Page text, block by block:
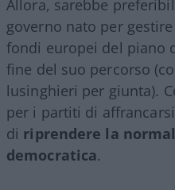
Allora, sarebbe
governo nato per
fondi europei del piano
fine del suo percorso
lusinghieri per giunta).
per i partiti di
di riprendere la
democratica.